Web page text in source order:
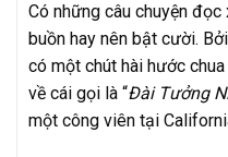
Có những câu chuyện
buồn hay nên bật cười.
có một chút hài hước
về cái gọi là “Đài Tưởng
một công viên tại